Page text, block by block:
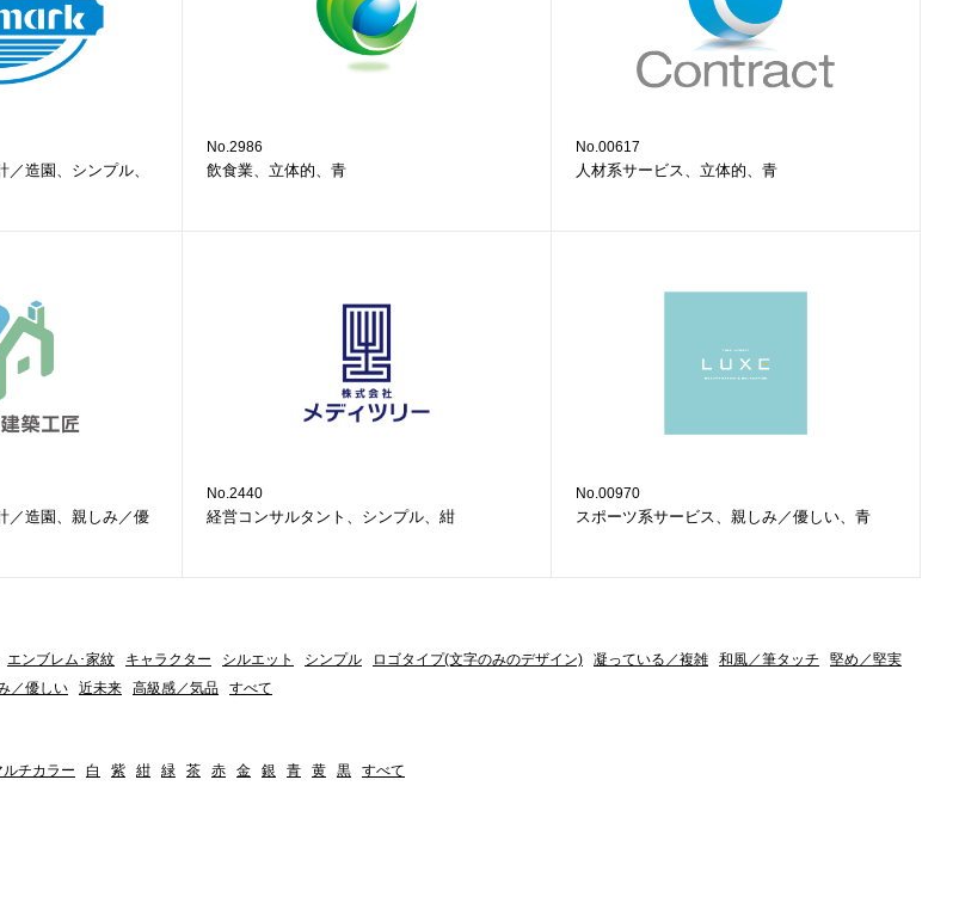
造園、シンプル、
No.2986
飲食業、立体的、青
No.00617
人材系サービス、立体的、青
／造園、親しみ／優
No.2440
経営コンサルタント、シンプル、紺
No.00970
スポーツ系サービス、親しみ／優しい、青
エンブレム･家紋 キャラクター シルエット シンプル ロゴタイプ(文字のみのデザイン) 凝っている／複雑 和風／筆タッチ
堅め／堅実
／優しい 近未来 高級感／気品 すべて
ルチカラー 白 紫 紺 緑 茶 赤 金 銀 青 黄 黒 すべて